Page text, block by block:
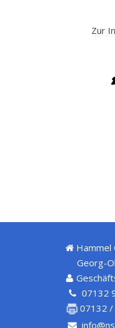
Zur
Hammel
Georg-
07132
07132 /